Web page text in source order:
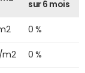
sur 6 mois
0 %
m2 0 %